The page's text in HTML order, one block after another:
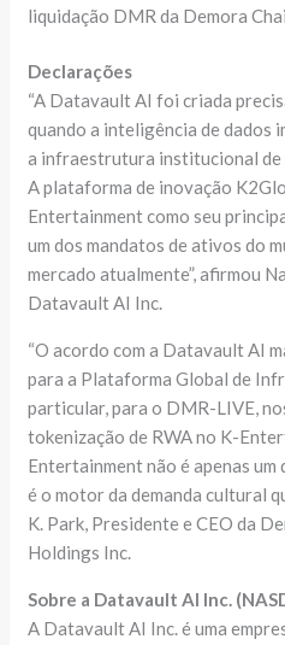
liquidação DMR da Demora
Declarações
“A Datavault AI foi criada
quando a inteligência de dados
a infraestrutura institucional de
A plataforma de inovação
Entertainment como seu
um dos mandatos de ativos do
mercado atualmente”, afirmou
Datavault AI Inc.
“O acordo com a Datavault AI
para a Plataforma Global de
particular, para o DMR-LIVE,
tokenização de RWA no K-
Entertainment não é apenas
é o motor da demanda cultural
K. Park, Presidente e CEO da
Holdings Inc.
Sobre a Datavault AI Inc.
A Datavault AI Inc. é uma